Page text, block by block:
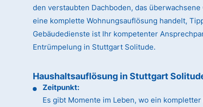
den verstaubten Dachboden, das
eine komplette Wohnungsauflösung handelt,
Gebäudedienste ist Ihr kompetenter
Entrümpelung in Stuttgart Solitude.
Haushaltsauflösung in Stuttgart
Zeitpunkt:
Es gibt Momente im Leben, wo ein